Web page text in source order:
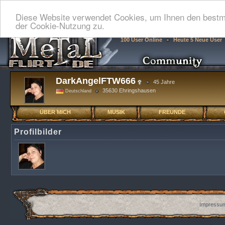
Diese Website verwendet Cookies, um Ihnen den
der Cookie-Nutzung zu.
100 User Online Heute 5 Neue User
DarkAngelFTW666 45 Jahre
Deutschland 35630 Ehringshausen
ÜBER MICH MUSIK FREUNDE
Profilbilder